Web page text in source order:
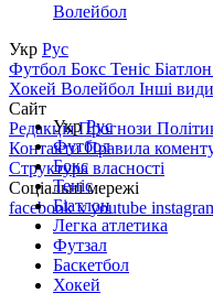
Волейбол
Укр Рус
Футбол Бокс Теніс Біатлон
Хокей Волейбол Інші
Сайт
РедакціяПрогнози
КонтактиПравила
Структура власності
Соціальні мережі
facebookxyoutube
УкрРус
Футбол
Бокс
Теніс
Біатлон
Легка атлетика
Футзал
Баскетбол
Хокей